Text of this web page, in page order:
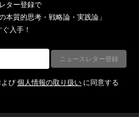
ター登録で
本質的思考・戦略論・実践論」
入手！
よび 個人情報の取り扱い に同意する